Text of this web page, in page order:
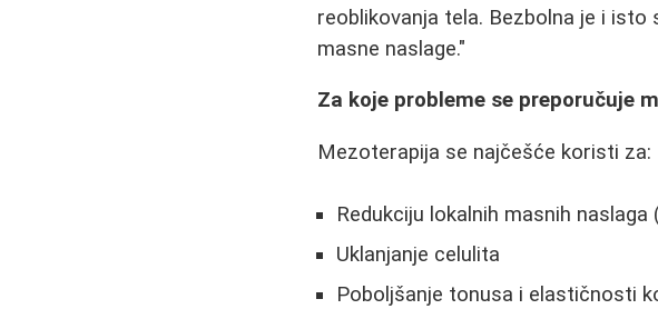
reoblikovanja tela. Bezbolna je i
masne naslage."
Za koje probleme se preporučuje
Mezoterapija se najčešće koristi za:
Redukciju lokalnih masnih
Uklanjanje celulita
Poboljšanje tonusa i elastičnosti